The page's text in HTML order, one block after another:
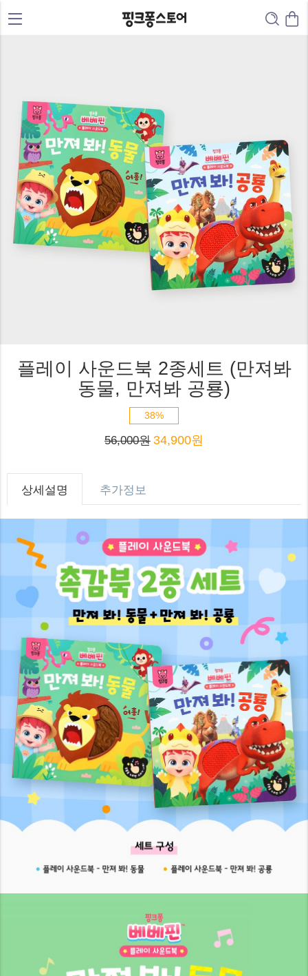
플레이 사운드북 2종세트 (만져봐
동물, 만져봐 공룡)
38%
56,000원 34,900원
상세설명 추가정보